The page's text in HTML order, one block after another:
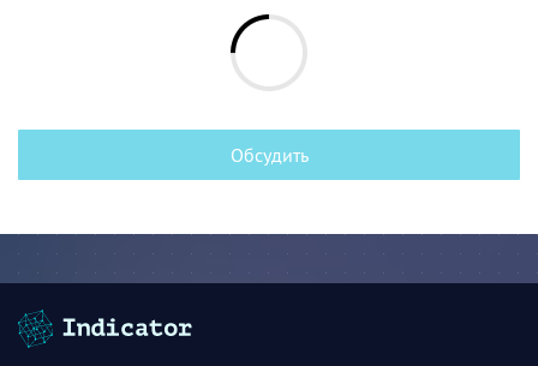
Обсудить